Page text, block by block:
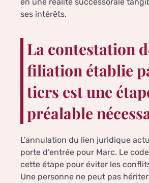
ses intérêts.
La contestation
filiation établie
tiers est une
préalable
L’annulation du lien juridique
porte d’entrée pour Marc. Le
cette étape pour éviter les
Une personne ne peut pas